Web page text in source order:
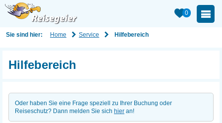
0
Sie sind hier: Home Service Hilfebereich
Hilfebereich
Oder haben Sie eine Frage speziell zu Ihrer Buchung oder
Reiseschutz? Dann melden Sie sich hier an!